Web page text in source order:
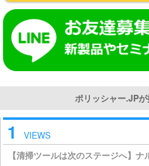
ポリッシャー.JP
1
VIEWS
【清掃ツールは次のステージへ】ナ